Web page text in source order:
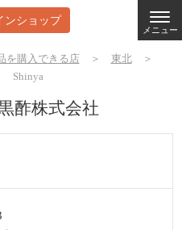
ンショップ
メニュー
を購入できる店＞ 東北＞
Shinya
酢株式会社